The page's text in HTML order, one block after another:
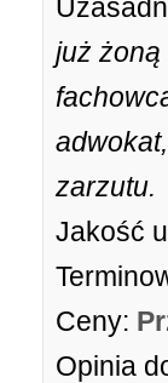
już żoną
zarzutu.
Jakość
Ceny:
Opinia